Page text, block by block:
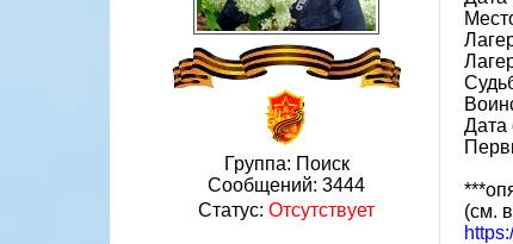
Группа: Поиск
Сообщений: 3444
Статус: Отсутствует
Дата
(см.